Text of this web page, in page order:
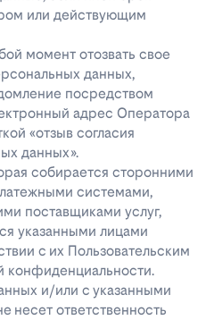
или действующим
момент отозвать свое
данных,
посредством
адрес Оператора
«отзыв согласия
данных».
собирается сторонними
системами,
поставщиками услуг,
указанными лицами
с их Пользовательским
конфиденциальности.
и/или с указанными
несет ответственность